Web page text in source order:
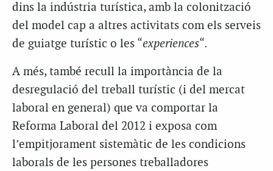
dins la indústria turística, amb la colonització
del model cap a altres activitats com els serveis
de guiatge turístic o les “experiences“.
A més, també recull la importància de la
desregulació del treball turístic (i del mercat
laboral en general) que va comportar la
Reforma Laboral del 2012 i exposa com
l’empitjorament sistemàtic de les condicions
laborals de les persones treballadores